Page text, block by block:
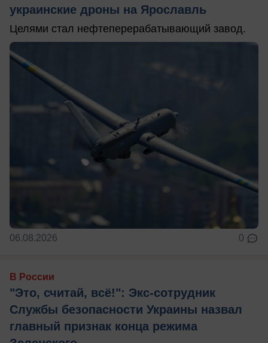
украинские дроны на Ярославль
Целями стал нефтеперерабатывающий завод.
06.08.2026 0
В России
"Это, считай, всё!": Экс-сотрудник
Службы безопасности Украины назвал
главный признак конца режима